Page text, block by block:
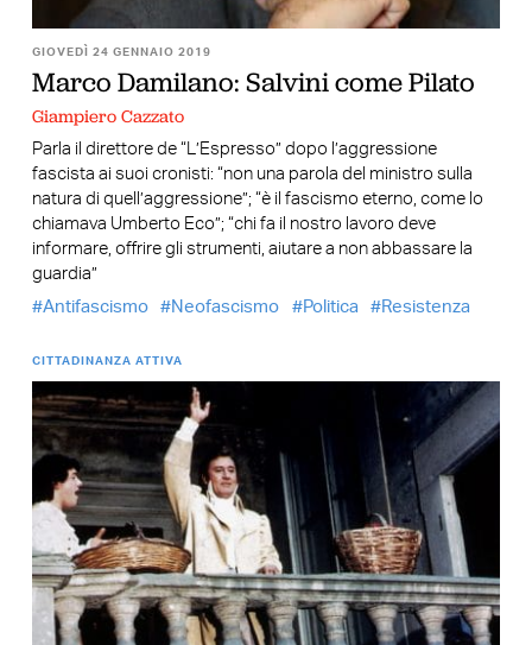
GIOVEDÌ 24 GENNAIO 2019
Marco Damilano: Salvini come Pilato
Giampiero Cazzato
Parla il direttore de “L’Espresso” dopo l’aggressione
fascista ai suoi cronisti: “non una parola del ministro sulla
natura di quell’aggressione”; “è il fascismo eterno, come lo
chiamava Umberto Eco”; “chi fa il nostro lavoro deve
informare, offrire gli strumenti, aiutare a non abbassare la
guardia”
Antifascismo
Neofascismo Politica Resistenza
CITTADINANZA ATTIVA